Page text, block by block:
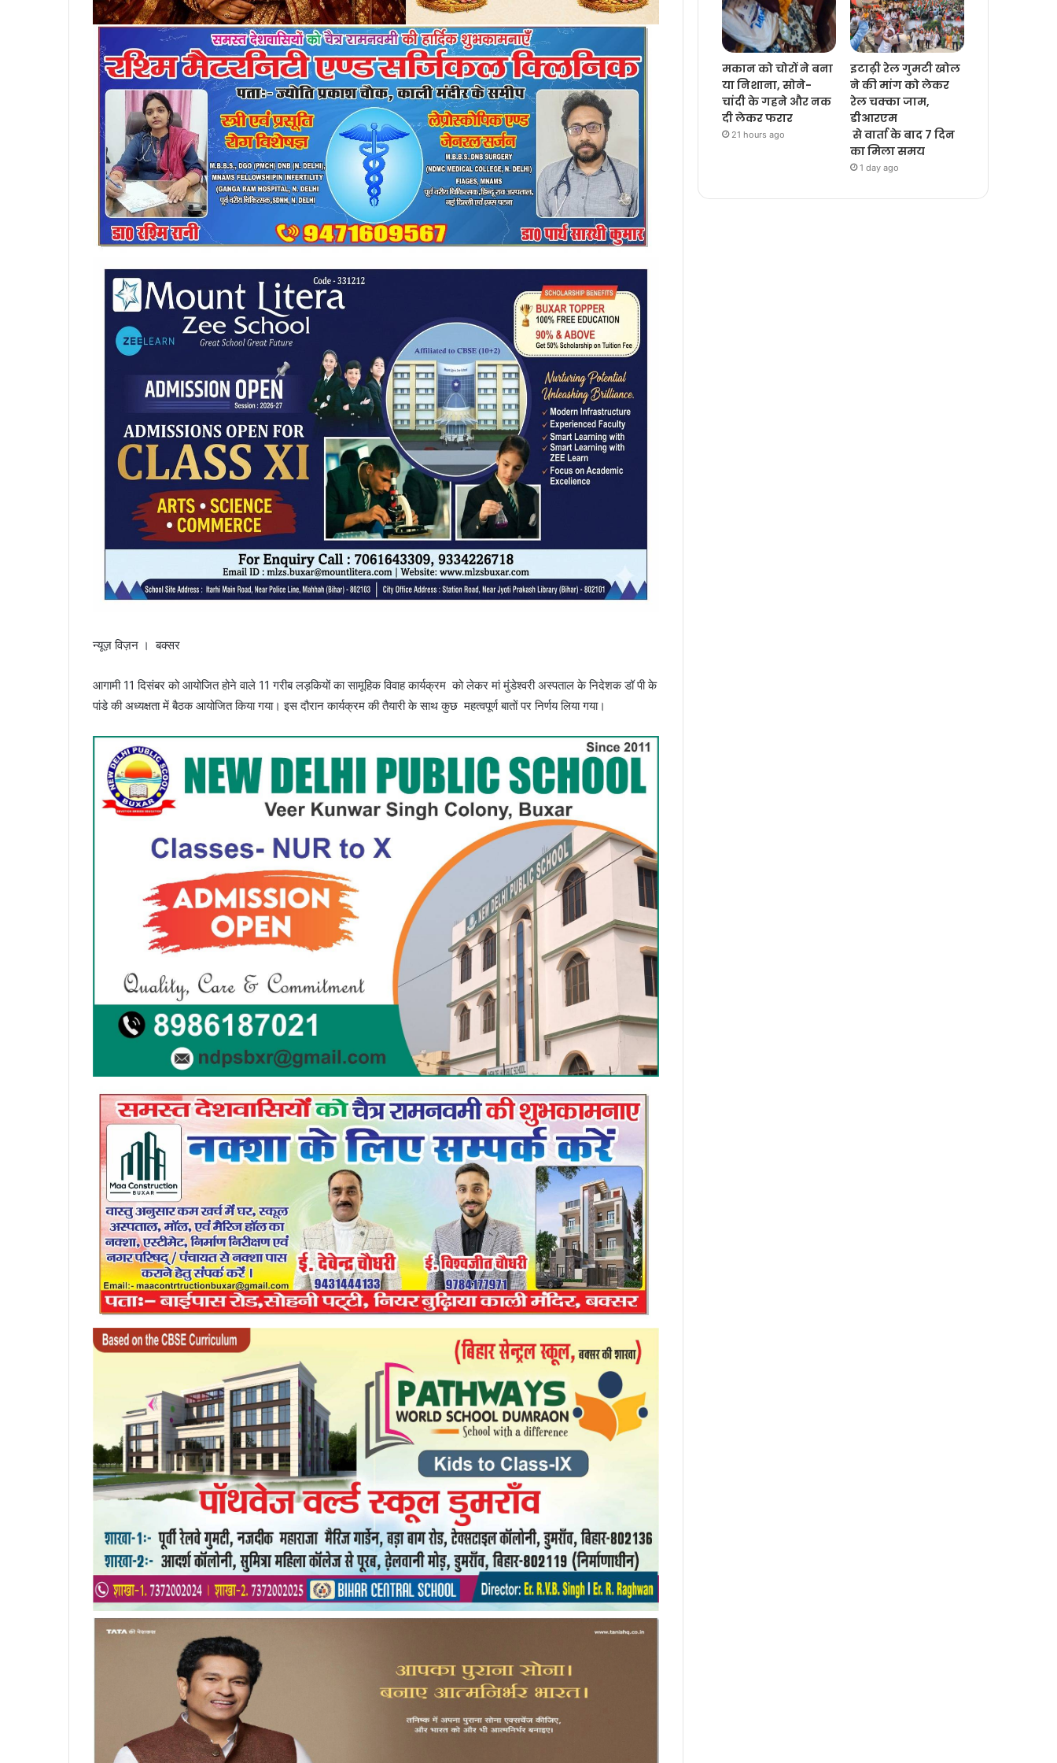
न्यूज़ विज़न । बक्सर
आगामी 11 दिसंबर को आयोजित होने वाले 11 गरीब लड़कियों का सामूहिक विवाह कार्यक्रम को लेकर मां मुंडेश्वरी अस्पताल के निदेशक डॉ पी के
पांडे की अध्यक्षता में बैठक आयोजित किया गया। इस दौरान कार्यक्रम की तैयारी के साथ कुछ महत्वपूर्ण बातों पर निर्णय लिया गया।
मकान को चोरों ने बना
या निशाना, सोने-
चांदी के गहने और नक
दी लेकर फरार
21 hours ago
इटाढ़ी रेल गुमटी खोल
ने की मांग को लेकर
रेल चक्का जाम,
डीआरएम
से वार्ता के बाद 7 दिन
का मिला समय
1 day ago